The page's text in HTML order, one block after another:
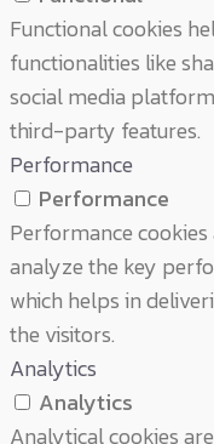
Functional cookies
functionalities like
social media
third-party features.
Performance
Performance
Performance
analyze the key
which helps in
the visitors.
Analytics
Analytics
Analytical cookies